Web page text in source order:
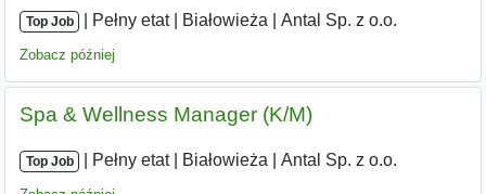
Top Job Pełny etat| Białowieża Antal Sp. z o.o.
Zobacz później
Spa & Wellness Manager (K/M)
Top Job Pełny etat| Białowieża Antal Sp. z o.o.